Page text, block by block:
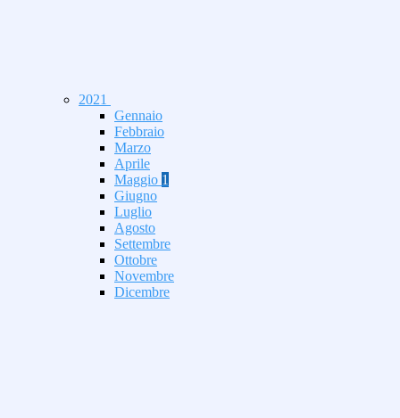
2021
Gennaio
Febbraio
Marzo
Aprile
Maggio 1
Giugno
Luglio
Agosto
Settembre
Ottobre
Novembre
Dicembre